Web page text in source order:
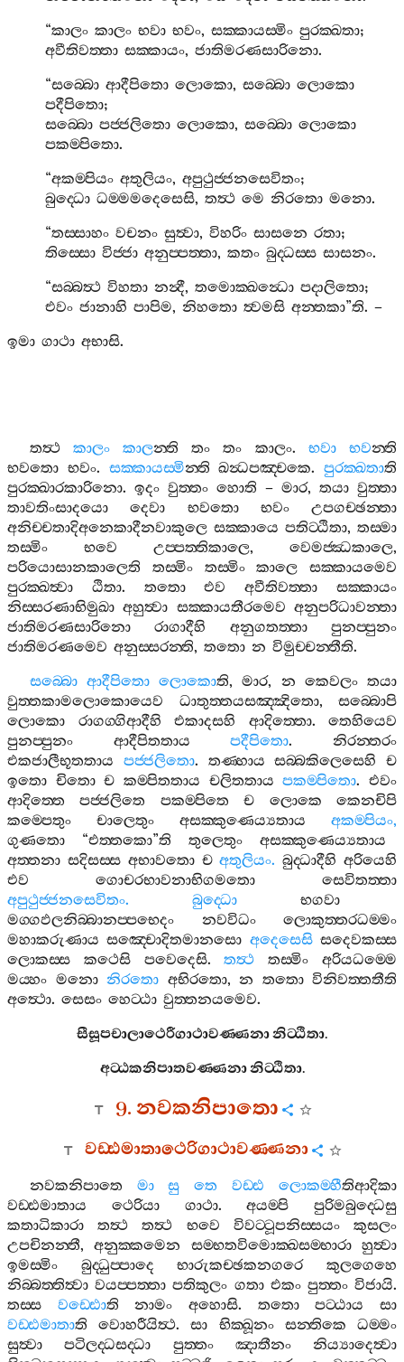
“කාලං කාලං භවා භවං,සක‍්කායස‍්මිං පුරක‍්ඛතා;
අවීතිවත‍්තා සක‍්කායං,ජාතිමරණසාරිනො.
“සබ‍්බො ආදීපිතො ලොකො,සබ‍්බො ලොකො
පදීපිතො;
සබ‍්බො පජ‍්ජලිතො ලොකො,සබ‍්බො ලොකො
පකම‍්පිතො.
“අකම‍්පියං අතුලියං,අපුථුජ‍්ජනසෙවිතං;
බුද‍්ධො ධම‍්මමදෙසෙසි,තත්‍ථ මෙ නිරතො මනො.
“තස‍්සාහං වචනං සුත්‍වා,විහරිං සාසනෙ රතා;
තිස‍්සො විජ‍්ජා අනුප‍්පත‍්තා,කතං බුද‍්ධස‍්ස සාසනං.
“සබ‍්බත්‍ථ විහතා නන්‍දී,තමොක‍්ඛන්‍ධො පදාලිතො;
එවං ජානාහි පාපිම,නිහතො ත්‍වමසි අන‍්තකා”ති. –
ඉමා ගාථා අභාසි.
තත්‍ථ කාලං කාලන‍්ති තං තං කාලං. භවා භවන‍්ති
භවතො භවං. සක‍්කායස‍්මින‍්ති ඛන්‍ධපඤ‍්චකෙ. පුරක‍්ඛතාති
පුරක‍්ඛාරකාරිනො. ඉදං වුත‍්තං හොති – මාර, තයා වුත‍්තා
තාවතිංසාදයො
දෙවා භවතො භවං
උපගච‍්ඡන‍්තා
අනිච‍්චතාදිඅනෙකාදීනවාකුලෙ සක‍්කායෙ පතිට‍්ඨිතා, තස‍්මා
තස‍්මිං
භවෙ උප‍්පත‍්තිකාලෙ, වෙමජ‍්ඣකාලෙ,
පරියොසානකාලෙති
තස‍්මිං තස‍්මිං කාලෙ
සක‍්කායමෙව
පුරක‍්ඛත්‍වා
ඨිතා. තතො එව අවීතිවත‍්තා
සක‍්කායං
නිස‍්සරණාභිමුඛා අහුත්‍වා සක‍්කායතීරමෙව අනුපරිධාවන‍්තා
ජාතිමරණසාරිනො
රාගාදීහි අනුගතත‍්තා
පුනප‍්පුනං
ජාතිමරණමෙව අනුස‍්සරන‍්ති, තතො න විමුච‍්චන‍්තීති.
සබ‍්බො ආදීපිතො ලොකොති,මාර, න කෙවලං තයා
වුත‍්තකාමලොකොයෙව
ධාතුත‍්තයසඤ‍්ඤිතො, සබ‍්බොපි
ලොකො
රාගග‍්ගිආදීහි එකාදසහි ආදිත‍්තො. තෙහියෙව
පුනප‍්පුනං
ආදීපිතතාය පදීපිතො.නිරන‍්තරං
එකජාලීභූතතාය
පජ‍්ජලිතො. තණ‍්හාය සබ‍්බකිලෙසෙහි
ච
ඉතො චිතො ච කම‍්පිතතාය චලිතතාය පකම‍්පිතො.එවං
ආදිත‍්තෙ
පජ‍්ජලිතෙ පකම‍්පිතෙ ච ලොකෙ
කෙනචිපි
කම‍්පෙතුං
චාලෙතුං අසක‍්කුණෙය්‍යතාය අකම‍්පියං,
ගුණතො “එත‍්තකො”ති තුලෙතුං
අසක‍්කුණෙය්‍යතාය
අත‍්තනා සදිසස‍්ස අභාවතො ච අතුලියං.බුද‍්ධාදීහි අරියෙහි
එව
ගොචරභාවනාභිගමතො
සෙවිතත‍්තා
අපුථුජ‍්ජනසෙවිතං. බුද‍්ධො
භගවා
මග‍්ගඵලනිබ‍්බානප‍්පභෙදං
නවවිධං
ලොකුත‍්තරධම‍්මං
මහාකරුණාය සඤ‍්චොදිතමානසො අදෙසෙසි සදෙවකස‍්ස
ලොකස‍්ස
කථෙසි පවෙදෙසි.තත්‍ථ තස‍්මිං
අරියධම‍්මෙ
මය‍්හං මනො නිරතො අභිරතො, න තතො විනිවත‍්තතීති
අත්‍ථො. සෙසං හෙට‍්ඨා වුත‍්තනයමෙව.
සීසූපචාලාථෙරීගාථාවණ‍්ණනානිට‍්ඨිතා.
අට‍්ඨකනිපාතවණ‍්ණනානිට‍්ඨිතා.
9.නවකනිපාතො
වඩ‍්ඪමාතාථෙරිගාථාවණ‍්ණනා
නවකනිපාතෙ මා සු තෙ වඩ‍්ඪ ලොකම‍්හීතිආදිකා
වඩ‍්ඪමාතාය
ථෙරියා ගාථා.අයම‍්පි
පුරිමබුද‍්ධෙසු
කතාධිකාරා
තත්‍ථ තත්‍ථ භවෙ විවට‍්ටූපනිස‍්සයං
කුසලං
උපචිනන‍්තී,අනුක‍්කමෙන සම‍්භතවිමොක‍්ඛසම‍්භාරා හුත්‍වා
ඉමස‍්මිං
බුද‍්ධුප‍්පාදෙ භාරුකච‍්ඡකනගරෙ
කුලගෙහෙ
නිබ‍්බත‍්තිත්‍වා වයප‍්පත‍්තා පතිකුලං ගතා එකං පුත‍්තං විජායි.
තස‍්ස
වඩ‍්ඪොති නාමං අහොසි. තතො පට‍්ඨාය
සා
වඩ‍්ඪමාතාති වොහරීයිත්‍ථ.සා භික‍්ඛූනං සන‍්තිකෙ
ධම‍්මං
සුත්‍වා
පටිලද‍්ධසද‍්ධා පුත‍්තං ඤාතීනං
නිය්‍යාදෙත්‍වා